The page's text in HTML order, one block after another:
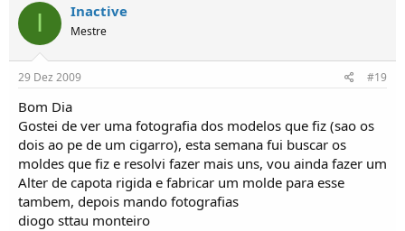
I Inactive
Mestre
29 Dez 2009 #19
Bom Dia
Gostei de ver uma fotografia dos modelos que fiz (sao os
dois ao pe de um cigarro), esta semana fui buscar os
moldes que fiz e resolvi fazer mais uns, vou ainda fazer um
Alter de capota rigida e fabricar um molde para esse
tambem, depois mando fotografias
diogo sttau monteiro